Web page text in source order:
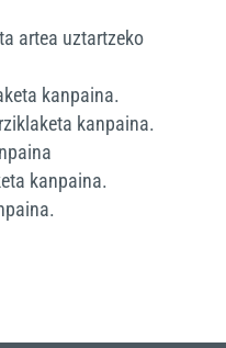
artea uztartzeko
kanpaina.
kanpaina.
kanpaina.